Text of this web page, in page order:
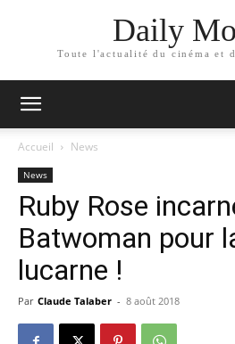
Daily
Toute l'actualité du cinéma et
Accueil News
News
Ruby Rose
Batwoman pour
lucarne !
Par Claude Talaber - 8 août 2018